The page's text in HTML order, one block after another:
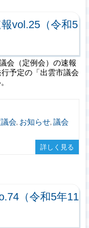
vol.25（令和5
会（定例会）の速報
予定の「出雲市議会
会, お知らせ, 議会
詳しく見る
（令和5年11